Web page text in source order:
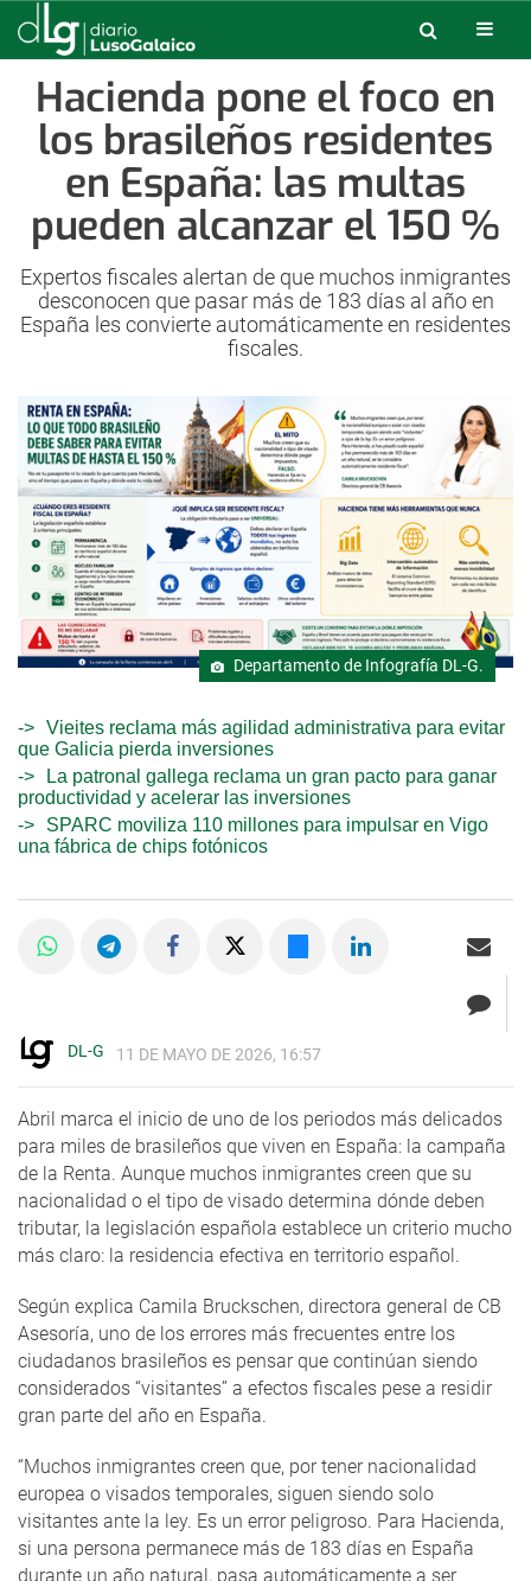
Hacienda pone el foco en
los brasileños residentes
en España: las multas
pueden alcanzar el 150 %
Expertos fiscales alertan de que muchos inmigrantes
desconocen que pasar más de 183 días al año en
España les convierte automáticamente en residentes
fiscales.
Departamento de Infografía DL-G.
Vieites reclama más agilidad administrativa para evitar
que Galicia pierda inversiones
La patronal gallega reclama un gran pacto para ganar
productividad y acelerar las inversiones
SPARC moviliza 110 millones para impulsar en Vigo
una fábrica de chips fotónicos
DL-G 11 DE MAYO DE 2026, 16:57
Abril marca el inicio de uno de los periodos más delicados
para miles de brasileños que viven en España: la campaña
de la Renta. Aunque muchos inmigrantes creen que su
nacionalidad o el tipo de visado determina dónde deben
tributar, la legislación española establece un criterio mucho
más claro: la residencia efectiva en territorio español.
Según explica Camila Bruckschen, directora general de CB
Asesoría, uno de los errores más frecuentes entre los
ciudadanos brasileños es pensar que continúan siendo
considerados “visitantes” a efectos fiscales pese a residir
gran parte del año en España.
“Muchos inmigrantes creen que, por tener nacionalidad
europea o visados temporales, siguen siendo solo
visitantes ante la ley. Es un error peligroso. Para Hacienda,
si una persona permanece más de 183 días en España
durante un año natural, pasa automáticamente a ser